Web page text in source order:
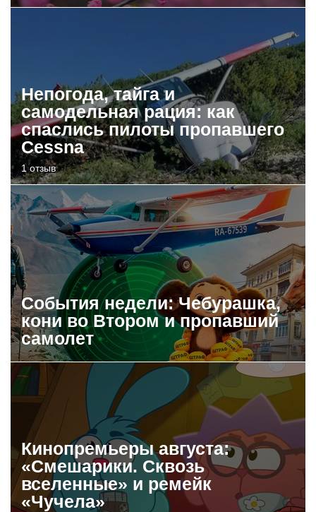
Непогода, тайга и
самодельная рация: как
спаслись пилоты пропавшего
Cessna
1 отзыв
События недели: Чебурашка,
кони во Втором и пропавший
самолет
Кинопремьеры августа:
«Смешарики. Сквозь
вселенные» и ремейк
«Чучела»